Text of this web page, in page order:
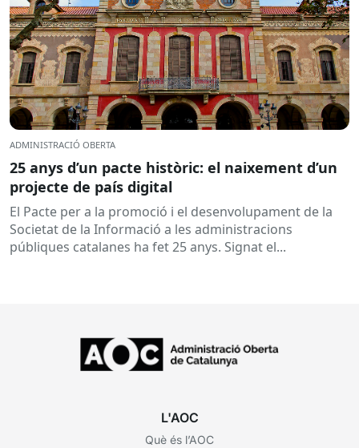
ADMINISTRACIÓ OBERTA
25 anys d’un pacte històric: el naixement d’un
projecte de país digital
El Pacte per a la promoció i el desenvolupament de la
Societat de la Informació a les administracions
públiques catalanes ha fet 25 anys. Signat el...
L'AOC
Què és l’AOC